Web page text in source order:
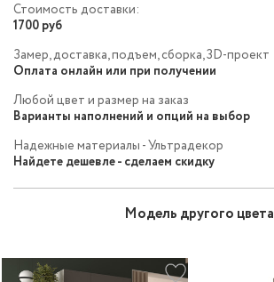
Стоимость доставки:
1700 руб
Замер, доставка, подъем, сборка, 3D-проект
Оплата онлайн или при получении
Любой цвет и размер на заказ
Варианты наполнений и опций на выбор
Надежные материалы - Ультрадекор
Найдете дешевле - сделаем скидку
Модель другого цвета